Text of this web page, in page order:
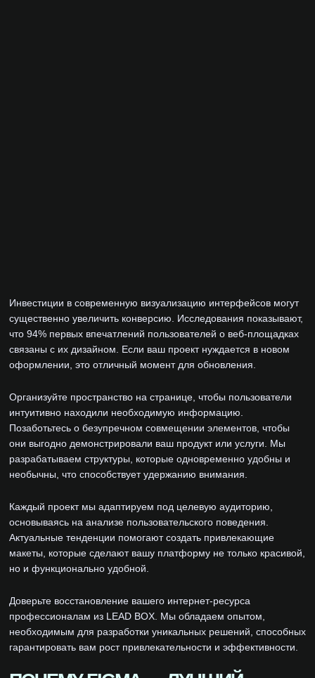
Инвестиции в современную визуализацию интерфейсов могут
существенно увеличить конверсию. Исследования показывают,
что 94% первых впечатлений пользователей о веб-площадках
связаны с их дизайном. Если ваш проект нуждается в новом
оформлении, это отличный момент для обновления.
Организуйте пространство на странице, чтобы пользователи
интуитивно находили необходимую информацию.
Позаботьтесь о безупречном совмещении элементов, чтобы
они выгодно демонстрировали ваш продукт или услуги. Мы
разрабатываем структуры, которые одновременно удобны и
необычны, что способствует удержанию внимания.
Каждый проект мы адаптируем под целевую аудиторию,
основываясь на анализе пользовательского поведения.
Актуальные тенденции помогают создать привлекающие
макеты, которые сделают вашу платформу не только красивой,
но и функционально удобной.
Доверьте восстановление вашего интернет-ресурса
профессионалам из LEAD BOX. Мы обладаем опытом,
необходимым для разработки уникальных решений, способных
гарантировать вам рост привлекательности и эффективности.